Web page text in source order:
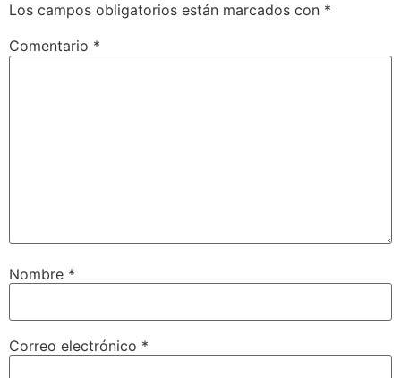
Los campos obligatorios están marcados con *
Comentario *
Nombre *
Correo electrónico *